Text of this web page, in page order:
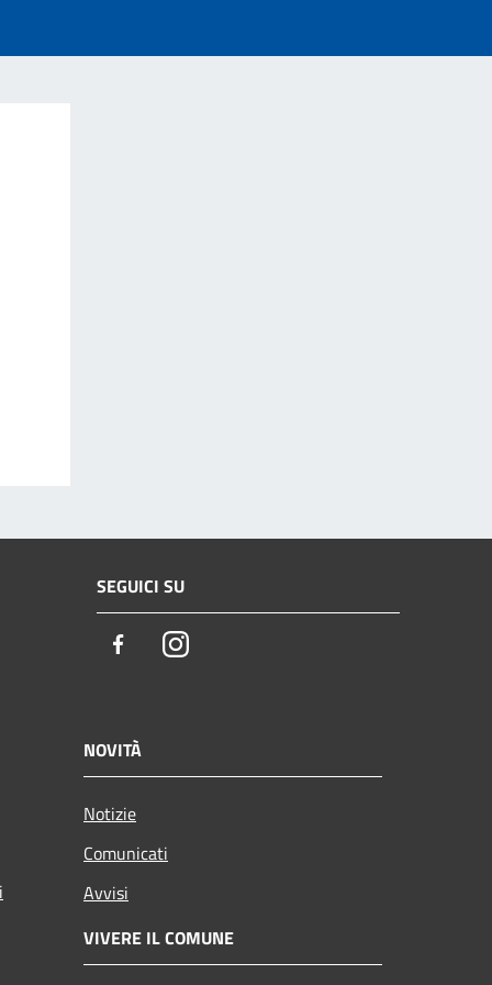
SEGUICI SU
FacebookInstagram
NOVITÀ
Notizie
Comunicati
Avvisi
VIVERE IL COMUNE